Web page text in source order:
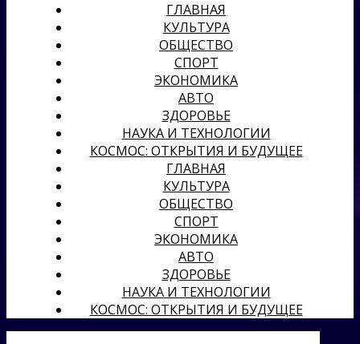
ГЛАВНАЯ
КУЛЬТУРА
ОБЩЕСТВО
СПОРТ
ЭКОНОМИКА
АВТО
ЗДОРОВЬЕ
НАУКА И ТЕХНОЛОГИИ
КОСМОС: ОТКРЫТИЯ И БУДУЩЕЕ
ГЛАВНАЯ
КУЛЬТУРА
ОБЩЕСТВО
СПОРТ
ЭКОНОМИКА
АВТО
ЗДОРОВЬЕ
НАУКА И ТЕХНОЛОГИИ
КОСМОС: ОТКРЫТИЯ И БУДУЩЕЕ